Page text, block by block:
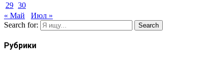
29 30
« Май
Июл »
Search for:
Search
Рубрики